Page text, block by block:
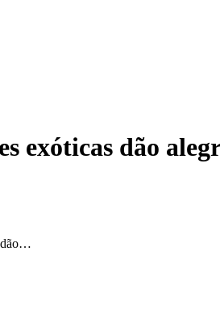
exóticas dão
dão…